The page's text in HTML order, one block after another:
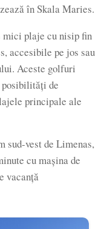
în Skala Maries.
mici plaje cu nisip fin
accesibile pe jos sau
Aceste golfuri
de
principale ale
sud-vest de Limenas,
cu maşina de
vacanţă